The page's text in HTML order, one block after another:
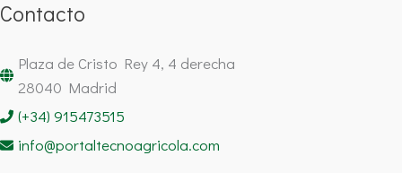
Contacto
Plaza de Cristo Rey 4, 4 derecha
28040 Madrid
(+34) 915473515
info@portaltecnoagricola.com